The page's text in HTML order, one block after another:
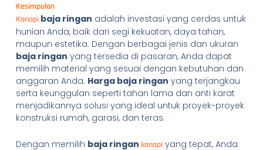
Kesimpulan
Kanopibaja ringan adalah investasi yang cerdas untuk
hunian Anda, baik dari segi kekuatan, daya tahan,
maupun estetika. Dengan berbagai jenis dan ukuran
baja ringan yang tersedia di pasaran, Anda dapat
memilih material yang sesuai dengan kebutuhan dan
anggaran Anda. Harga baja ringan yang terjangkau
serta keunggulan seperti tahan lama dan anti karat
menjadikannya solusi yang ideal untuk proyek-proyek
konstruksi rumah, garasi, dan teras.
Dengan memilih baja ringan kanopiyang tepat, Anda